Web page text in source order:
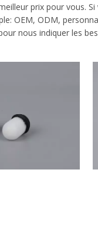
prix pour vous.
OEM, ODM,
nous indiquer les